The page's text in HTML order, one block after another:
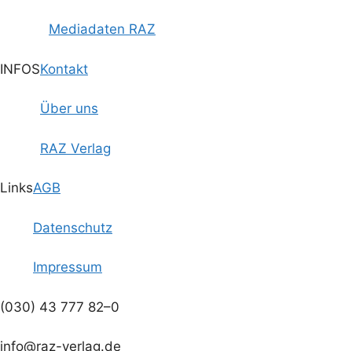
Mediadaten RAZ
INFOSKontakt
Über uns
RAZ Verlag
LinksAGB
Datenschutz
Impressum
(030) 43 777 82–0
info@raz-verlag.de